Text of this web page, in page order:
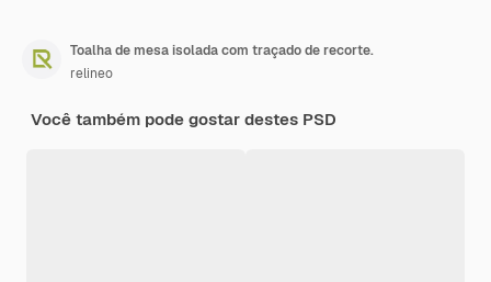
Toalha de mesa isolada com traçado de recorte.
relineo
Você também pode gostar destes PSD